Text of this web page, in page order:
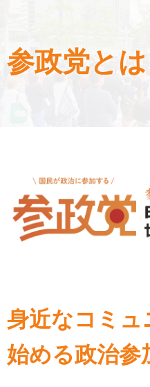
参政党とは
身近なコミュ
始める政治参